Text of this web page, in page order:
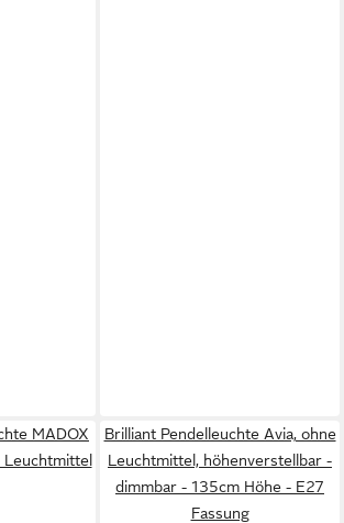
MADOX
Brilliant Pendelleuchte Avia, ohne
Leuchtmittel, höhenverstellbar -
dimmbar - 135cm Höhe - E27
Fassung